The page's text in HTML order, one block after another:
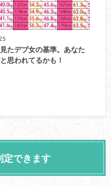
たデブ女の基準。あなた
思われてるかも！
定できます